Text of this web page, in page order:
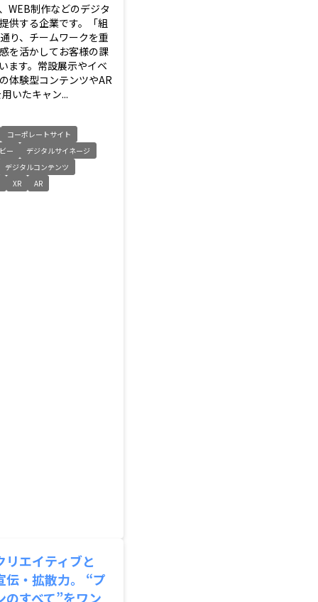
WEB制作などのデジタ
供する企業です。「組
り、チームワークを重
を活かしてお客様の課
ます。常設展示やイベ
体験型コンテンツやAR
いたキャン...
コーポレートサイト
ー
デジタルサイネージ
デジタルコンテンツ
XR AR
リエイティブと
伝・拡散力。 “プ
のすべて”をワン